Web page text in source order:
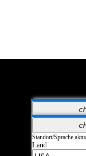
Vet Systems
Supplier Portal
Standort/Sprache
Land